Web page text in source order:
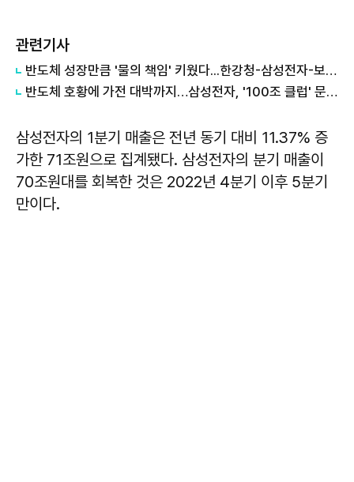
관련기사
반도체 성장만큼 '물의 책임' 키웠다...한강청-삼성전자-보전원, 한강수계 ESG 민관협력 공동조성사업 본격 추진
반도체 호황에 가전 대박까지…삼성전자, '100조 클럽' 문 두드린다
삼성전자의 1분기 매출은 전년 동기 대비 11.37% 증
가한 71조원으로 집계됐다. 삼성전자의 분기 매출이
70조원대를 회복한 것은 2022년 4분기 이후 5분기
만이다.